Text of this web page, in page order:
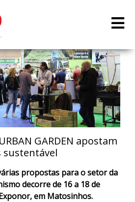
GARDEN apostam
sustentável
propostas para o setor da
decorre de 16 a 18 de
em Matosinhos.